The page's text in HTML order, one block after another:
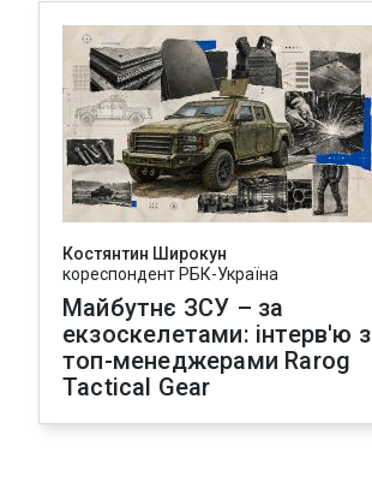
Костянтин Широкун
кореспондент РБК-Україна
Майбутнє ЗСУ – за
екзоскелетами: інтерв'ю з
топ-менеджерами Rarog
Tactical Gear